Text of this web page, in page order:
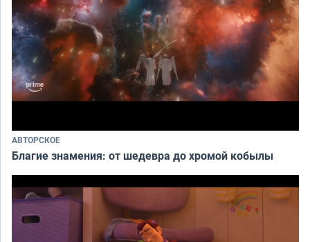
АВТОРСКОЕ
Благие знамения: от шедевра до хромой кобылы